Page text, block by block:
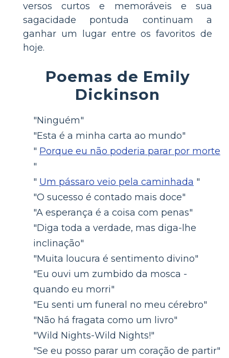
versos curtos e memoráveis ​​e sua
sagacidade pontuda continuam a
ganhar um lugar entre os favoritos de
hoje.
Poemas de Emily
Dickinson
"Ninguém"
"Esta é a minha carta ao mundo"
" Porque eu não poderia parar por morte
"
" Um pássaro veio pela caminhada "
"O sucesso é contado mais doce"
"A esperança é a coisa com penas"
"Diga toda a verdade, mas diga-lhe
inclinação"
"Muita loucura é sentimento divino"
"Eu ouvi um zumbido da mosca -
quando eu morri"
"Eu senti um funeral no meu cérebro"
"Não há fragata como um livro"
"Wild Nights-Wild Nights!"
"Se eu posso parar um coração de partir"